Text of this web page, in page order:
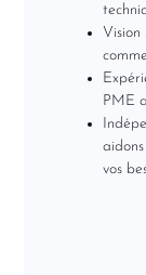
Vision
PME
vos